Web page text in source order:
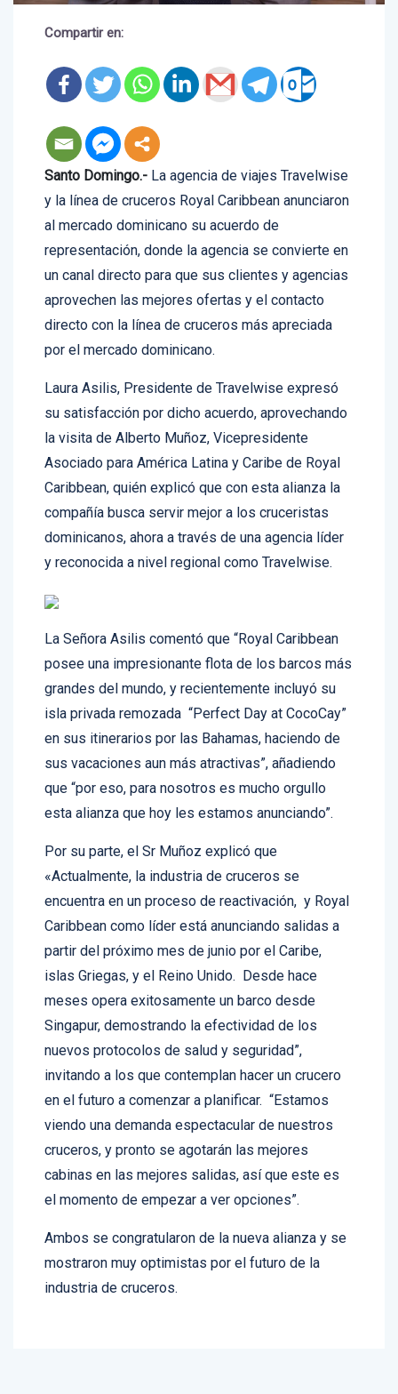
Santo Domingo.-La agencia de viajes Travelwise
y la línea de cruceros Royal Caribbean anunciaron
al mercado dominicano su acuerdo de
representación, donde la agencia se convierte en
un canal directo para que sus clientes y agencias
aprovechen las mejores ofertas y el contacto
directo con la línea de cruceros más apreciada
por el mercado dominicano.
su satisfacción por dicho acuerdo, aprovechando
la visita de Alberto Muñoz, Vicepresidente
Asociado para América Latina y Caribe de Royal
Caribbean, quién explicó que con esta alianza la
compañía busca servir mejor a los cruceristas
dominicanos, ahora a través de una agencia líder
y reconocida a nivel regional como Travelwise.
posee una impresionante flota de los barcos más
grandes del mundo, y recientemente incluyó su
isla privada remozada “Perfect Day at CocoCay”
en sus itinerarios por las Bahamas, haciendo de
sus vacaciones aun más atractivas”, añadiendo
que “por eso, para nosotros es mucho orgullo
esta alianza que hoy les estamos anunciando”.
«Actualmente, la industria de cruceros se
encuentra en un proceso de reactivación, y Royal
Caribbean como líder está anunciando salidas a
partir del próximo mes de junio por el Caribe,
islas Griegas, y el Reino Unido. Desde hace
meses opera exitosamente un barco desde
Singapur, demostrando la efectividad de los
nuevos protocolos de salud y seguridad”,
invitando a los que contemplan hacer un crucero
en el futuro a comenzar a planificar. “Estamos
viendo una demanda espectacular de nuestros
cruceros, y pronto se agotarán las mejores
cabinas en las mejores salidas, así que este es
el momento de empezar a ver opciones”.
mostraron muy optimistas por el futuro de la
industria de cruceros.